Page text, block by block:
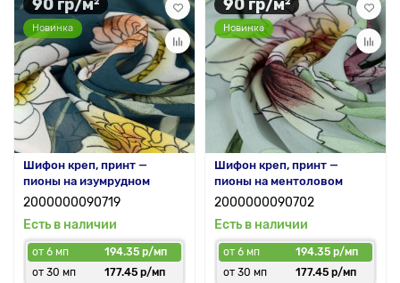
90 гр/м²
Новинка
Шифон креп, принт —
пионы на изумрудном
2000000090719
Есть в наличии
от 6 мп
194.35 р/мп
от 30 мп
177.45 р/мп
90 гр/м²
Новинка
Шифон креп, принт —
пионы на ментоловом
2000000090702
Есть в наличии
от 6 мп
194.35 р/мп
от 30 мп
177.45 р/мп